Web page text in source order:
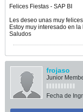
Felices Fiestas - SAP BI
Les deseo unas muy
Estoy muy interesado en la
Saludos
frojaso
Junior
Fecha de